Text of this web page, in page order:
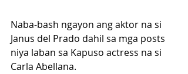
Naba-bash ngayon ang aktor na si
Janus del Prado dahil sa mga posts
niya laban sa Kapuso actress na si
Carla Abellana.